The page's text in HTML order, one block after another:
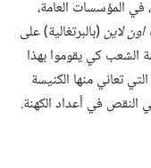
المؤسسات العامة،‏
اون لاين‏(‏بالبرتغالية)‏ على
الشعب كي يقوموا بهذا
تعاني منها الكنيسة
النقص في أعداد الكهنة.‏